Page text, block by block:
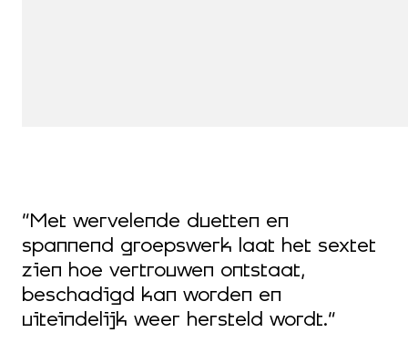
“Met wervelende duetten en
spannend groepswerk laat het sextet
zien hoe vertrouwen ontstaat,
beschadigd kan worden en
uiteindelijk weer hersteld wordt.”